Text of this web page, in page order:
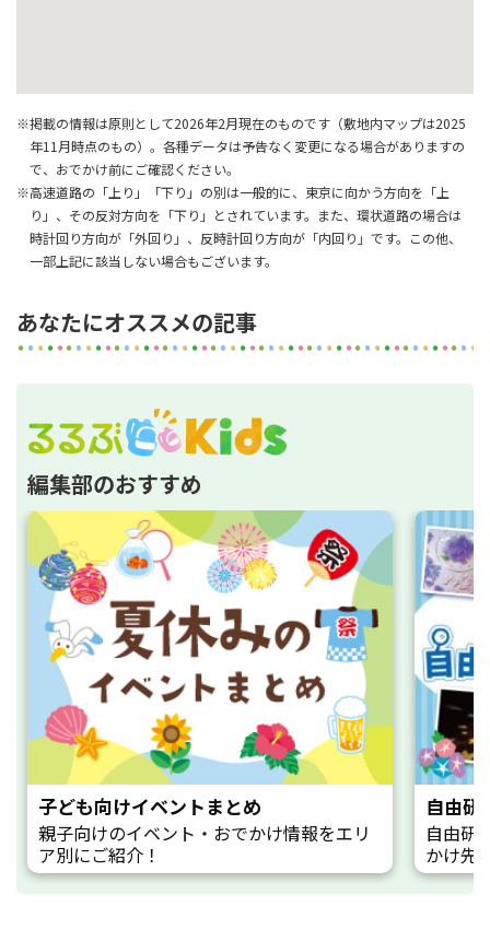
※掲載の情報は原則として2026年2月現在のものです（敷地内マップは2025
年11月時点のもの）。各種データは予告なく変更になる場合がありますの
で、おでかけ前にご確認ください。
※高速道路の「上り」「下り」の別は一般的に、東京に向かう方向を「上
り」、その反対方向を「下り」とされています。また、環状道路の場合は
時計回り方向が「外回り」、反時計回り方向が「内回り」です。この他、
一部上記に該当しない場合もございます。
あなたにオススメの記事
編集部のおすすめ
子ども向けイベントまとめ
親子向けのイベント・おでかけ情報をエリ
ア別にご紹介！
自由研
自由研
かけ先